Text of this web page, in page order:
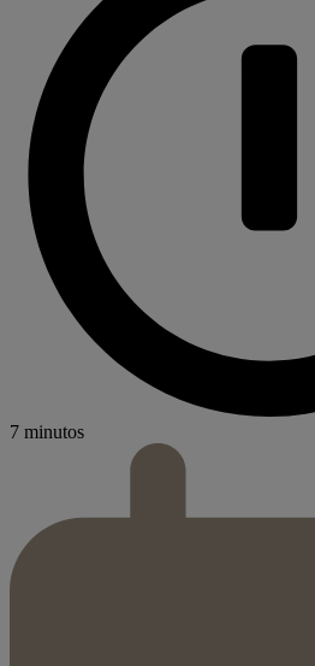
7 minutos